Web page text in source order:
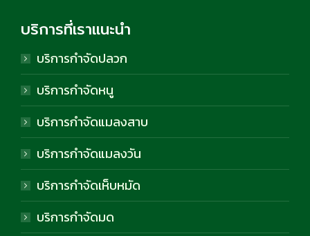
บริการที่เราแนะนำ
บริการกำจัดปลวก
บริการกำจัดหนู
บริการกำจัดแมลงสาบ
บริการกำจัดแมลงวัน
บริการกำจัดเห็บหมัด
บริการกำจัดมด